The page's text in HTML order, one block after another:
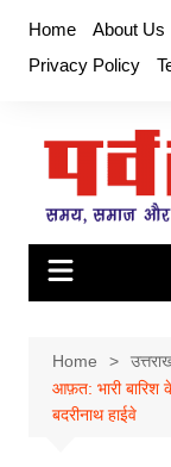
content
Home About Us
Privacy Policy
Home
आफ़त: भारी
बदरीनाथ हाईवे